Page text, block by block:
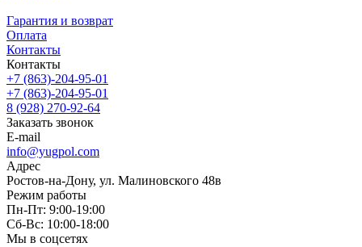
Гарантия и возврат
Оплата
Контакты
Контакты
+7 (863)-204-95-01
+7 (863)-204-95-01
8 (928) 270-92-64
Заказать звонок
E-mail
info@yugpol.com
Адрес
Ростов-на-Дону, ул. Малиновского 48в
Режим работы
Пн-Пт: 9:00-19:00
Cб-Вс: 10:00-18:00
Мы в соцсетях